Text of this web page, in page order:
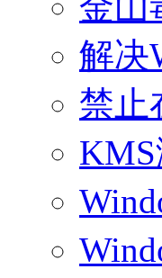
解决
禁止